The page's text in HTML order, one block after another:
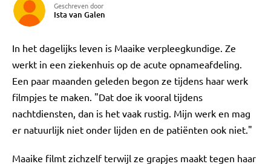
Geschreven door
Ista van Galen
In het dagelijks leven is Maaike verpleegkundige. Ze
werkt in een ziekenhuis op de acute opnameafdeling.
Een paar maanden geleden begon ze tijdens haar werk
filmpjes te maken. "Dat doe ik vooral tijdens
nachtdiensten, dan is het vaak rustig. Mijn werk en mag
er natuurlijk niet onder lijden en de patiënten ook niet."
Maaike filmt zichzelf terwijl ze grapjes maakt tegen haar